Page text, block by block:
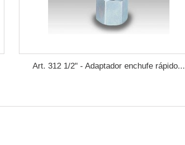
Art. 312 1/2" - Adaptador enchufe rápido...